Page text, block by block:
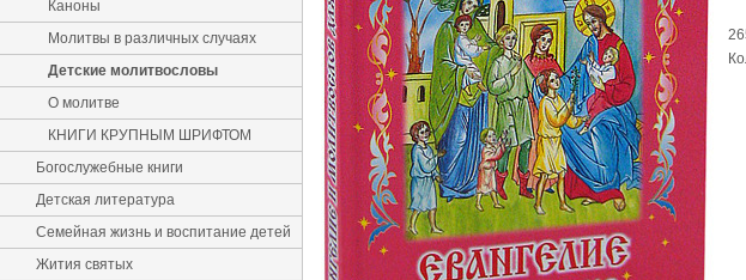
Каноны
Молитвы в различных случаях
Детские молитвословы
О молитве
КНИГИ КРУПНЫМ ШРИФТОМ
Богослужебные книги
Детская литература
Семейная жизнь и воспитание детей
Жития святых